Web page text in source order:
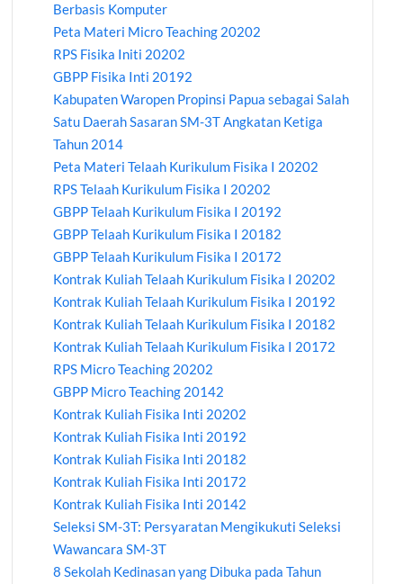
Berbasis Komputer
Peta Materi Micro Teaching 20202
RPS Fisika Initi 20202
GBPP Fisika Inti 20192
Kabupaten Waropen Propinsi Papua sebagai Salah
Satu Daerah Sasaran SM-3T Angkatan Ketiga
Tahun 2014
Peta Materi Telaah Kurikulum Fisika I 20202
RPS Telaah Kurikulum Fisika I 20202
GBPP Telaah Kurikulum Fisika I 20192
GBPP Telaah Kurikulum Fisika I 20182
GBPP Telaah Kurikulum Fisika I 20172
Kontrak Kuliah Telaah Kurikulum Fisika I 20202
Kontrak Kuliah Telaah Kurikulum Fisika I 20192
Kontrak Kuliah Telaah Kurikulum Fisika I 20182
Kontrak Kuliah Telaah Kurikulum Fisika I 20172
RPS Micro Teaching 20202
GBPP Micro Teaching 20142
Kontrak Kuliah Fisika Inti 20202
Kontrak Kuliah Fisika Inti 20192
Kontrak Kuliah Fisika Inti 20182
Kontrak Kuliah Fisika Inti 20172
Kontrak Kuliah Fisika Inti 20142
Seleksi SM-3T: Persyaratan Mengikukuti Seleksi
Wawancara SM-3T
8 Sekolah Kedinasan yang Dibuka pada Tahun